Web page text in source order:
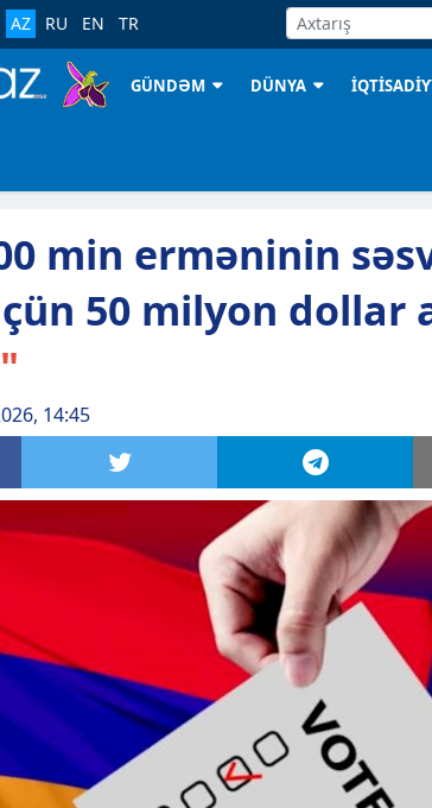
AZ RU EN TR
GÜNDƏM DÜNYA
min erməninin
50 milyon dollar
14:45